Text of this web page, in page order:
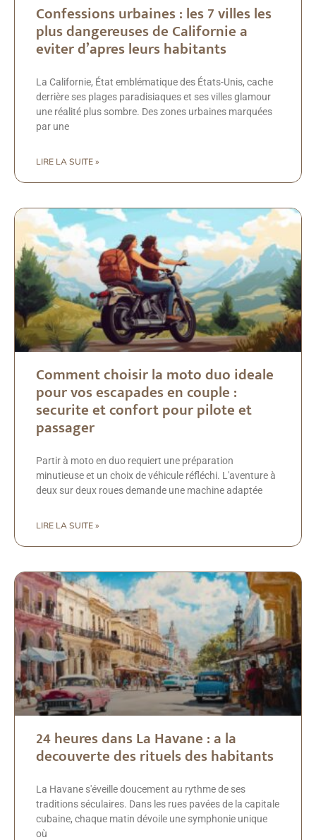
Confessions urbaines : les 7 villes les
plus dangereuses de Californie a
eviter d’apres leurs habitants
La Californie, État emblématique des États-Unis, cache
derrière ses plages paradisiaques et ses villes glamour
une réalité plus sombre. Des zones urbaines marquées
par une
LIRE LA SUITE »
Comment choisir la moto duo ideale
pour vos escapades en couple :
securite et confort pour pilote et
passager
Partir à moto en duo requiert une préparation
minutieuse et un choix de véhicule réfléchi. L'aventure à
deux sur deux roues demande une machine adaptée
LIRE LA SUITE »
24 heures dans La Havane : a la
decouverte des rituels des habitants
La Havane s'éveille doucement au rythme de ses
traditions séculaires. Dans les rues pavées de la capitale
cubaine, chaque matin dévoile une symphonie unique
où